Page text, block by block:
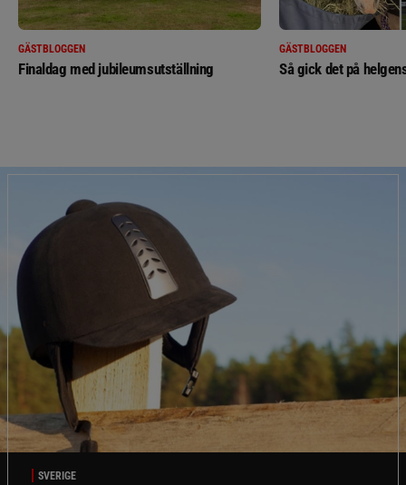
GÄSTBLOGGEN
Finaldag med jubileumsutställning
GÄSTBLOGGEN
Så gick det på
SVERIGE